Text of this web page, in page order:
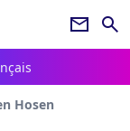
newsletter search
Hosen